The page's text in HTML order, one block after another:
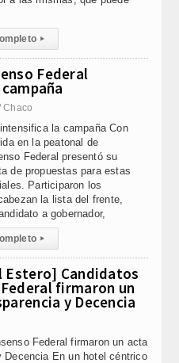
▸
Federal
Chaco
la campaña Con
en la peatonal de
Federal presentó su
de propuestas para estas
Participaron los
la lista del frente,
a gobernador,
▸
Estero] Candidatos
firmaron un
y Decencia
Federal firmaron un acta
Decencia En un hotel céntrico